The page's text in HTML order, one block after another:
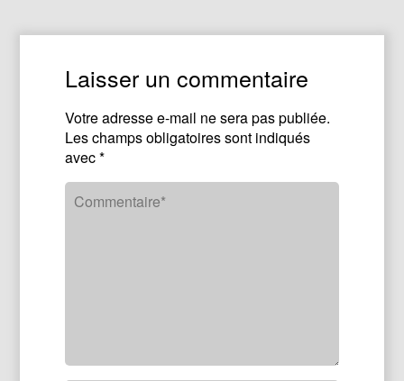
Laisser un commentaire
Votre adresse e-mail ne sera pas publiée.
Les champs obligatoires sont indiqués
avec*